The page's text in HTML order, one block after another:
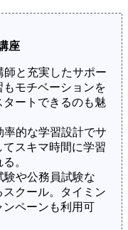
座
師と充実したサポー
もモチベーションを
ートできるのも魅
率的な学習設計でサ
スキマ時間に学習
。
験や公務員試験な
クール。タイミン
ペーンも利用可